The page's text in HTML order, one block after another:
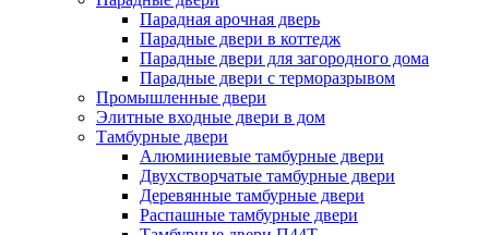
Парадная арочная дверь
Парадные двери в коттедж
Парадные двери для загородного дома
Парадные двери с терморазрывом
Промышленные двери
Элитные входные двери в дом
Тамбурные двери
Алюминиевые тамбурные двери
Двухстворчатые тамбурные двери
Деревянные тамбурные двери
Распашные тамбурные двери